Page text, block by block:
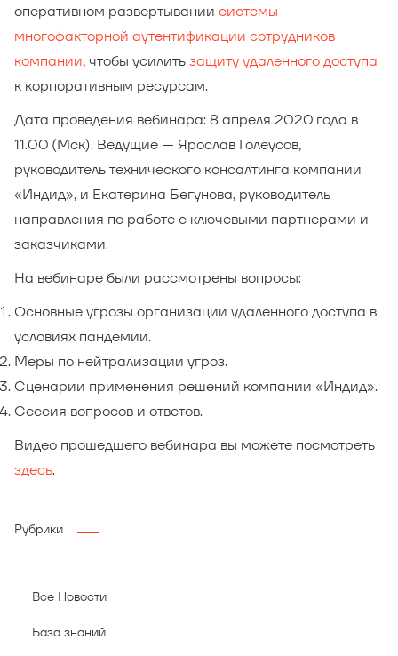
оперативном развертывании системы
многофакторной аутентификации сотрудников
компании, чтобы усилитьзащиту удаленного доступа
к корпоративным ресурсам.
Дата проведения вебинара: 8 апреля 2020 года в
11.00 (Мск). Ведущие — Ярослав Голеусов,
руководитель технического консалтинга компании
«Индид», и Екатерина Бегунова, руководитель
направления по работе с ключевыми партнерами и
заказчиками.
На вебинаре были рассмотрены вопросы:
Основные угрозы организации удалённого доступа в
условиях пандемии.
Меры по нейтрализации угроз.
Сценарии применения решений компании «Индид».
Сессия вопросов и ответов.
Видео прошедшего вебинара вы можете посмотреть
здесь.
Рубрики
Все Новости
База знаний